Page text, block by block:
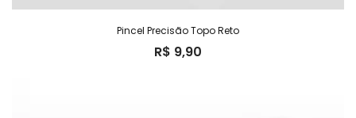
Pincel Precisão Topo Reto
R$ 9,90